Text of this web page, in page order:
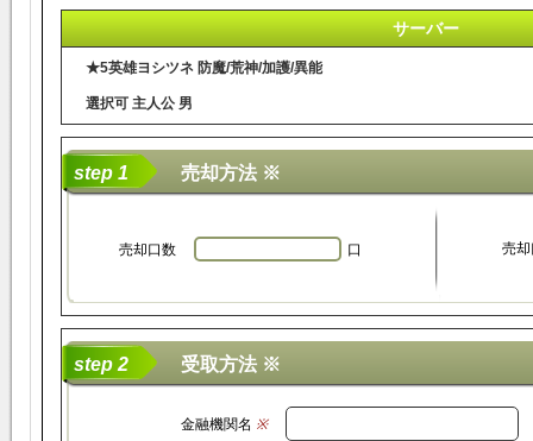
サーバー
★5英雄ヨシツネ 防魔/荒神/加護/異能
選択可 主人公 男
step 1 売却方法 ※
売却口数 口 売
step 2 受取方法 ※
金融機関名 ※